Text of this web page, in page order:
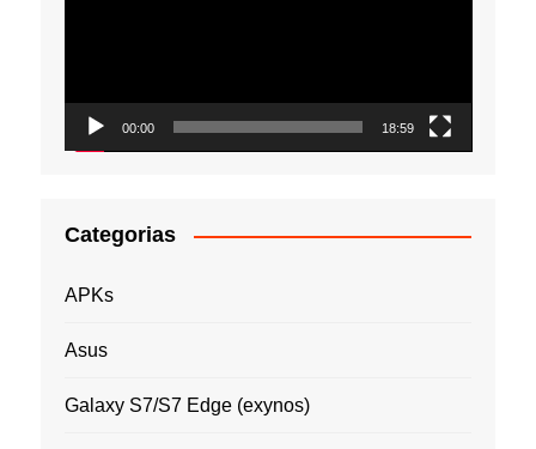
00:00 18:59
Categorias
APKs
Asus
Galaxy S7/S7 Edge (exynos)